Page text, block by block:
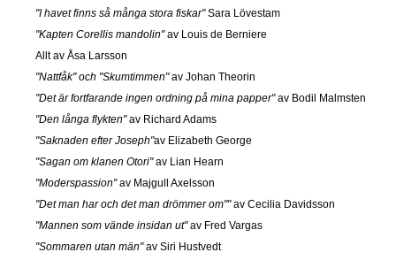
"I havet finns så många stora fiskar"Sara Lövestam
"Kapten Corellis mandolin"av Louis de Berniere
Allt av Åsa Larsson
"Nattfåk" och "Skumtimmen"av Johan Theorin
"Det är fortfarande ingen ordning på mina papper"av Bodil Malmsten
"Den långa flykten"av Richard Adams
"Saknaden efter Joseph"av Elizabeth George
"Sagan om klanen Otori"av Lian Hearn
"Moderspassion"av Majgull Axelsson
"Det man har och det man drömmer om""av Cecilia Davidsson
"Mannen som vände insidan ut"av Fred Vargas
"Sommaren utan män"av Siri Hustvedt